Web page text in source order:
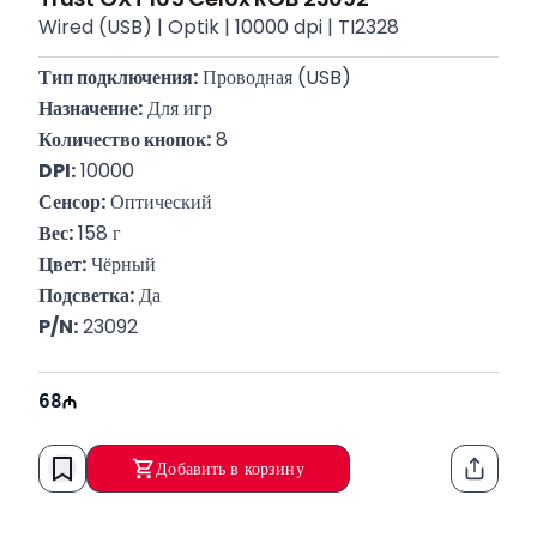
Wired (USB) | Optik | 10000 dpi | TI2328
Тип подключения: Проводная (USB)
Назначение: Для игр
Количество кнопок: 8
DPI: 10000
Сенсор: Оптический
Вес: 158 г
Цвет: Чёрный
Подсветка: Да
P/N: 23092
68
Добавить в корзину